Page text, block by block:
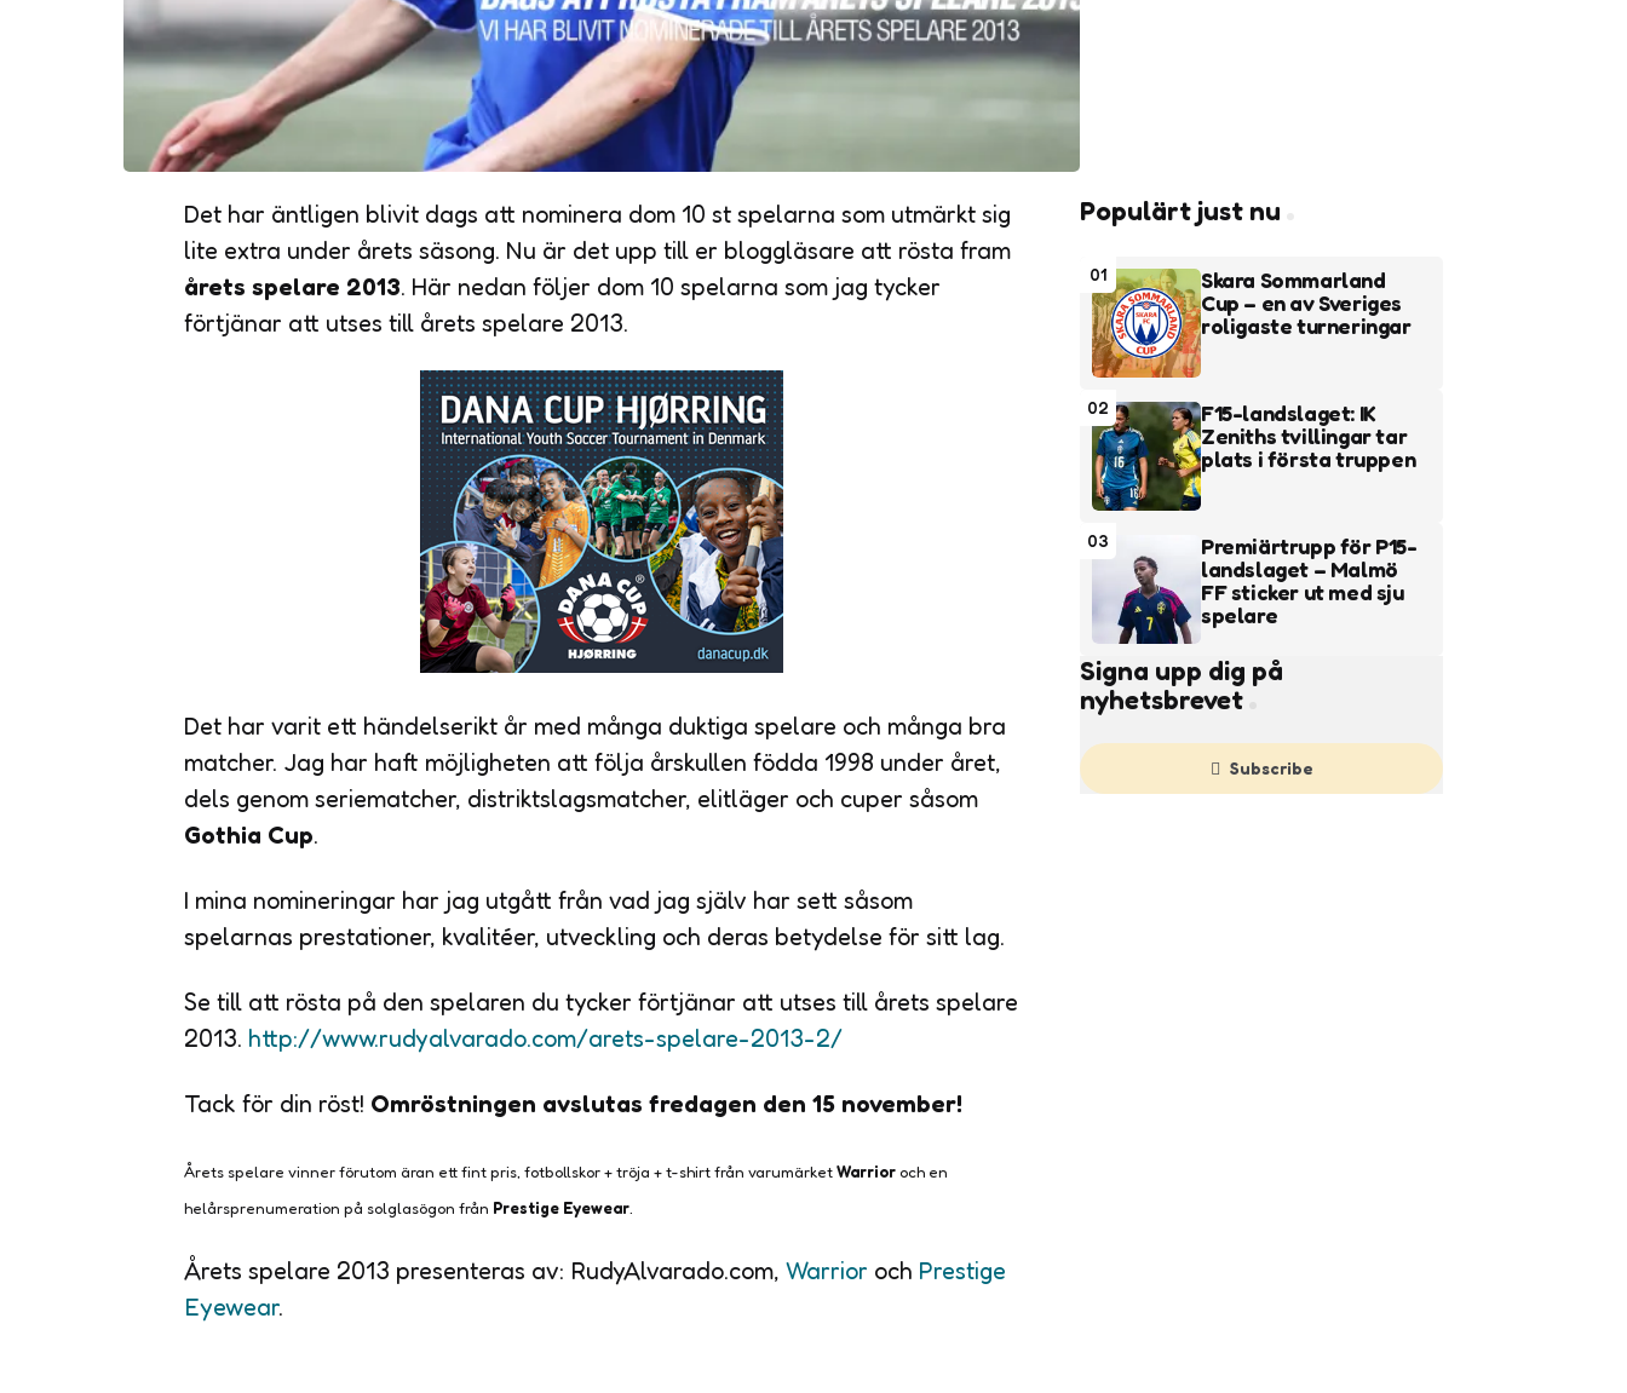
Det har äntligen blivit dags att nominera dom 10 st spelarna som utmärkt sig
lite extra under årets säsong. Nu är det upp till er bloggläsare att rösta fram
årets spelare 2013. Här nedan följer dom 10 spelarna som jag tycker
förtjänar att utses till årets spelare 2013.
Det har varit ett händelserikt år med många duktiga spelare och många bra
matcher. Jag har haft möjligheten att följa årskullen födda 1998 under året,
dels genom seriematcher, distriktslagsmatcher, elitläger och cuper såsom
Gothia Cup.
I mina nomineringar har jag utgått från vad jag själv har sett såsom
spelarnas prestationer, kvalitéer, utveckling och deras betydelse för sitt lag.
Se till att rösta på den spelaren du tycker förtjänar att utses till årets spelare
2013. http://www.rudyalvarado.com/arets-spelare-2013-2/
Tack för din röst! Omröstningen avslutas fredagen den 15 november!
Årets spelare vinner förutom äran ett fint pris, fotbollskor + tröja + t-shirt från varumärketWarrior och en
helårsprenumeration på solglasögon från Prestige Eyewear.
Årets spelare 2013 presenteras av: RudyAlvarado.com, Warrior och Prestige
Eyewear.
Populärt just nu
01
Skara Sommarland
Cup – en av Sveriges
roligaste turneringar
02
F15-landslaget: IK
Zeniths tvillingar tar
plats i första truppen
03
Premiärtrupp för P15-
landslaget – Malmö
FF sticker ut med sju
spelare
Signa upp dig på
nyhetsbrevet
Subscribe